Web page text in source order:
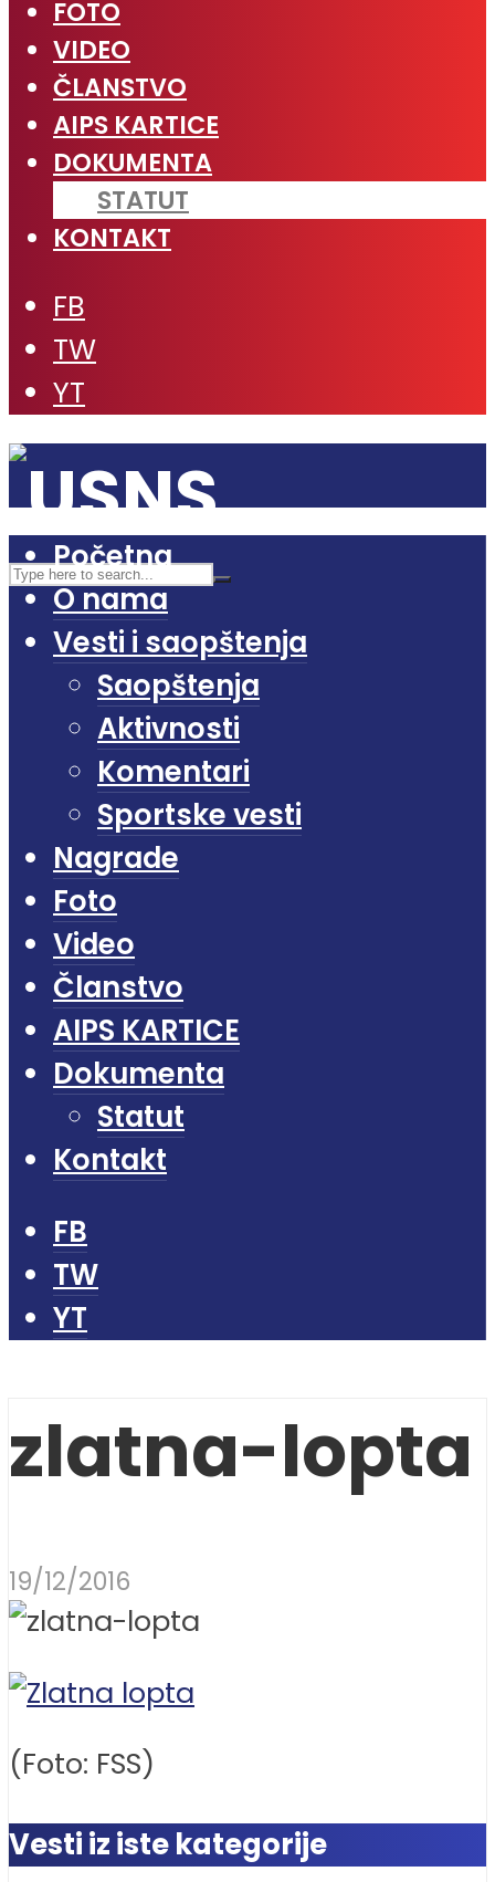
FOTO
VIDEO
ČLANSTVO
AIPS KARTICE
DOKUMENTA
STATUT
KONTAKT
FB
TW
YT
Početna
O nama
Vesti i saopštenja
Saopštenja
Aktivnosti
Komentari
Sportske vesti
Nagrade
Foto
Video
Članstvo
AIPS KARTICE
Dokumenta
Statut
Kontakt
FB
TW
YT
zlatna-lopta
19/12/2016
(Foto: FSS)
Vesti iz iste kategorije